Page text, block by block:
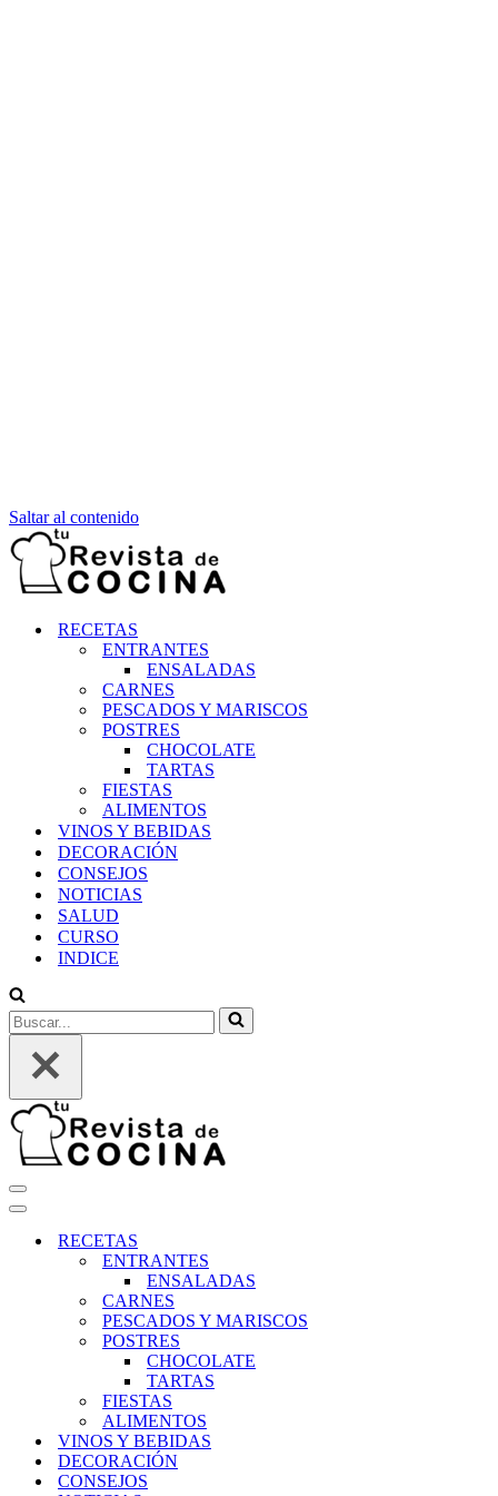
Saltar al contenido
RECETAS
ENTRANTES
ENSALADAS
CARNES
PESCADOS Y MARISCOS
POSTRES
CHOCOLATE
TARTAS
FIESTAS
ALIMENTOS
VINOS Y BEBIDAS
DECORACIÓN
CONSEJOS
NOTICIAS
SALUD
CURSO
INDICE
Buscar...
Menú
de
Menú
navegaciónRECETAS
ENTRANTES
ENSALADAS
CARNES
PESCADOS Y MARISCOS
POSTRES
CHOCOLATE
TARTAS
FIESTAS
ALIMENTOS
VINOS Y BEBIDAS
DECORACIÓN
CONSEJOS